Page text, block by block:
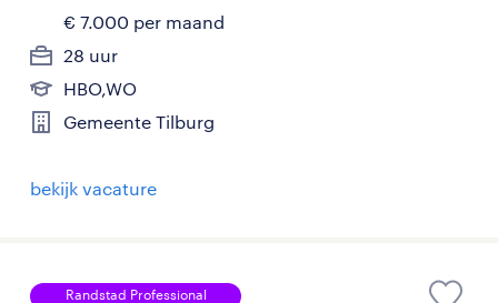
€ 7.000 per maand
28 uur
HBO,WO
Gemeente Tilburg
bekijk vacature
Randstad Professional